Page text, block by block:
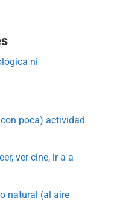
ni
poca) actividad
ver cine, ir a a
natural (al aire